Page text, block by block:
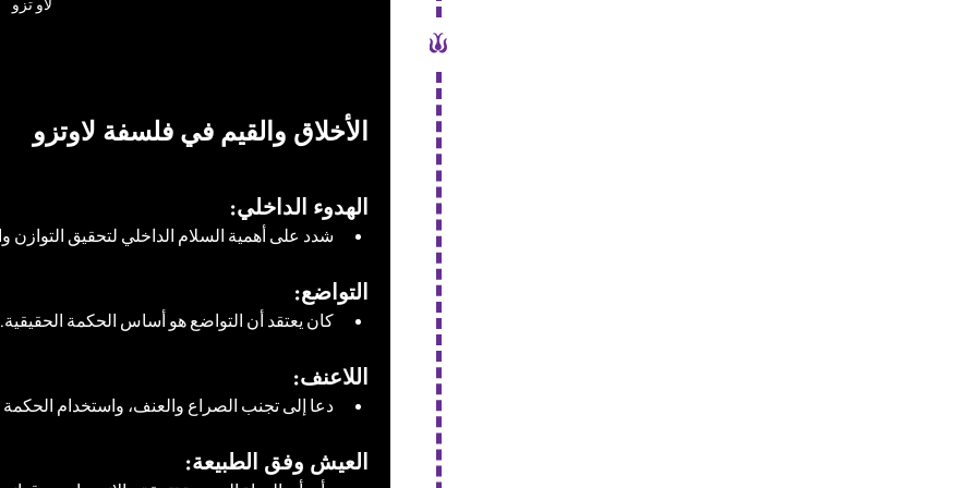
لاو تزو
الأخلاق والقيم في فلسفة لاوتزو
الهدوء الداخلي:
شدد على أهمية السلام الداخلي لتحقيق التوازن
التواضع:
كان يعتقد أن التواضع هو أساس الحكمة الحقيقية.
اللاعنف:
دعا إلى تجنب الصراع والعنف، واستخدام الحكمة
العيش وفق الطبيعة: